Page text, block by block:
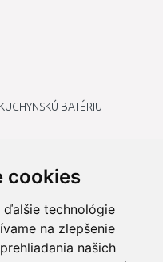
cookies
technológie
na zlepšenie
našich
BATÉRIU